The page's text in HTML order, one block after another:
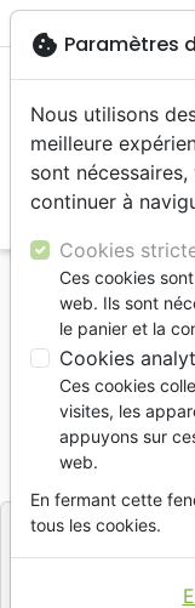
menu
Accueil Bibles
Bible du réveil
La Bible du
[Louis
Référence
Inspiration
cookie Paramètres
Nous utilisons
meilleure
sont
continuer à
Cookies
Ces cookies
web. Ils sont
le panier et la
Cookies
Ces cookies
visites, les
appuyons sur
web.
En fermant cette
tous les cookies.